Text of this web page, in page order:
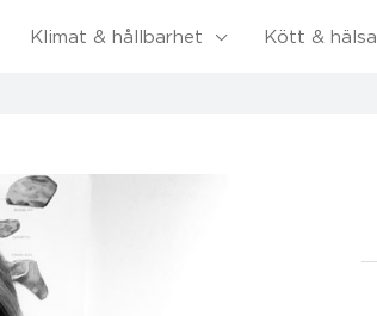
Klimat & hållbarhet Kött & hälsa